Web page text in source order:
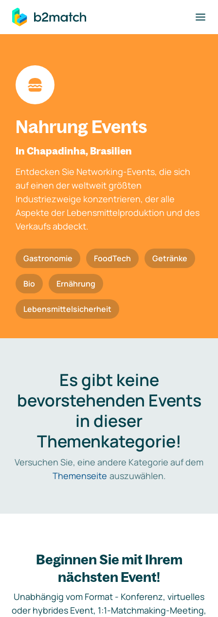
springen
Nahrung Events
In Chapadinha, Brasilien
Entdecken Sie Networking-Events, die sich
auf einen der weltweit größten
Industriezweige konzentrieren, der alle
Aspekte der Lebensmittelproduktion und des
Verkaufs abdeckt.
Gastronomie FoodTech Getränke
Bio Ernährung
Lebensmittelsicherheit
Es gibt keine
bevorstehenden Events
in dieser
Themenkategorie!
Versuchen Sie, eine andere Kategorie auf dem
Themenseite auszuwählen.
Beginnen Sie mit Ihrem
nächsten Event!
Unabhängig vom Format - Konferenz, virtuelles
oder hybrides Event, 1:1-Matchmaking-Meeting,